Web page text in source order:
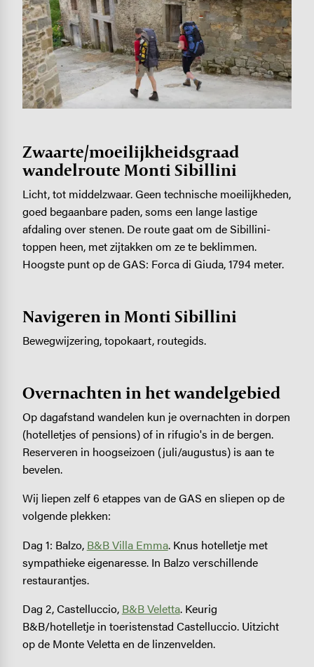
Zwaarte/moeilijkheidsgraad
wandelroute Monti Sibillini
Licht, tot middelzwaar. Geen technische moeilijkheden,
goed begaanbare paden, soms een lange lastige
afdaling over stenen. De route gaat om de Sibillini-
toppen heen, met zijtakken om ze te beklimmen.
Hoogste punt op de GAS: Forca di Giuda, 1794 meter.
Navigeren in Monti Sibillini
Bewegwijzering, topokaart, routegids.
Overnachten in het wandelgebied
Op dagafstand wandelen kun je overnachten in dorpen
(hotelletjes of pensions) of in rifugio's in de bergen.
Reserveren in hoogseizoen (juli/augustus) is aan te
bevelen.
Wij liepen zelf 6 etappes van de GAS en sliepen op de
volgende plekken:
Dag 1: Balzo, B&B Villa Emma. Knus hotelletje met
sympathieke eigenaresse. In Balzo verschillende
restaurantjes.
Dag 2, Castelluccio, B&B Veletta. Keurig
B&B/hotelletje in toeristenstad Castelluccio. Uitzicht
op de Monte Veletta en de linzenvelden.